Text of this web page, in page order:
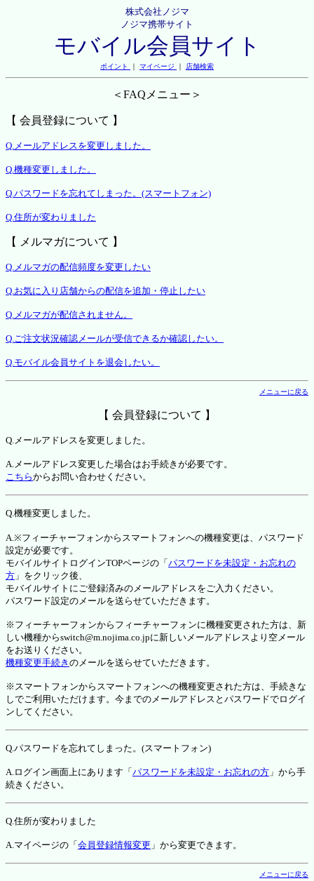
株式会社ノジマ
ノジマ携帯サイト
モバイル会員サイト
ポイント ｜ マイページ ｜ 店舗検索
＜FAQメニュー＞
【 会員登録について 】
Q.メールアドレスを変更しました。
Q.機種変更しました。
Q.パスワードを忘れてしまった。(スマートフォン)
Q.住所が変わりました
【 メルマガについて 】
Q.メルマガの配信頻度を変更したい
Q.お気に入り店舗からの配信を追加・停止したい
Q.メルマガが配信されません。
Q.ご注文状況確認メールが受信できるか確認したい。
Q.モバイル会員サイトを退会したい。
メニューに戻る
【 会員登録について 】
Q.メールアドレスを変更しました。
A.メールアドレス変更した場合はお手続きが必要です。
こちらからお問い合わせください。
Q.機種変更しました。
A.※フィーチャーフォンからスマートフォンへの機種変更は、パスワード
設定が必要です。
モバイルサイトログインTOPページの「 パスワードを未設定・お忘れの
方 」をクリック後、
モバイルサイトにご登録済みのメールアドレスをご入力ください。
パスワード設定のメールを送らせていただきます。
※フィーチャーフォンからフィーチャーフォンに機種変更された方は、新
しい機種からswitch@m.nojima.co.jpに新しいメールアドレスより空メール
をお送りください。
機種変更手続き のメールを送らせていただきます。
※スマートフォンからスマートフォンへの機種変更された方は、手続きな
しでご利用いただけます。今までのメールアドレスとパスワードでログイ
ンしてください。
Q.パスワードを忘れてしまった。(スマートフォン)
A.ログイン画面上にあります「 パスワードを未設定・お忘れの方 」から手
続きください。
Q.住所が変わりました
A.マイページの「 会員登録情報変更 」から変更できます。
メニューに戻る